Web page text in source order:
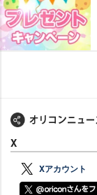
X
Xアカウント